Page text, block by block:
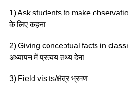
1) Ask students to make
के लिए कहना
2) Giving conceptual facts in
अध्यापन में प्रत्यय तथ्य देना
3) Field visits/क्षेत्र भ्रमण